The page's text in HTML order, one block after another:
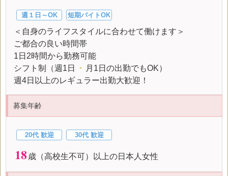
週１日～OK 短期バイトOK
＜自身のライフスタイルに合わせて働けます＞
ご都合の良い時間帯
1日2時間から勤務可能
シフト制（週1日
・
月1日の出勤でもOK）
週4日以上のレギュラー出勤大歓迎！
募集年齢
20代 歓迎 30代 歓迎
18歳（高校生不可）以上の日本人女性